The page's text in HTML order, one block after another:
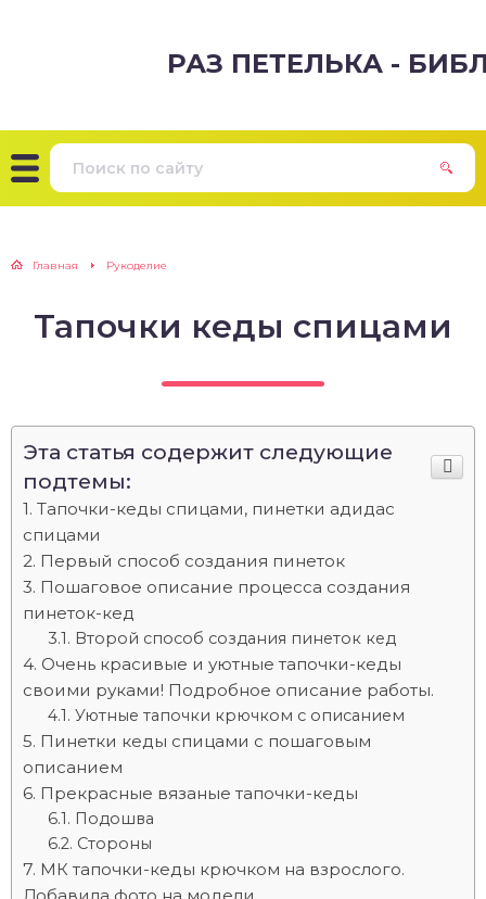
РАЗ ПЕТЕЛЬКА -
Главная Рукоделие
Тапочки кеды спицами
Эта статья содержит следующие
подтемы:
Тапочки-кеды спицами, пинетки адидас
спицами
Первый способ создания пинеток
Пошаговое описание процесса создания
пинеток-кед
Второй способ создания пинеток кед
Очень красивые и уютные тапочки-кеды
своими руками! Подробное описание работы.
Уютные тапочки крючком с описанием
Пинетки кеды спицами с пошаговым
описанием
Прекрасные вязаные тапочки-кеды
Подошва
Стороны
МК тапочки-кеды крючком на взрослого.